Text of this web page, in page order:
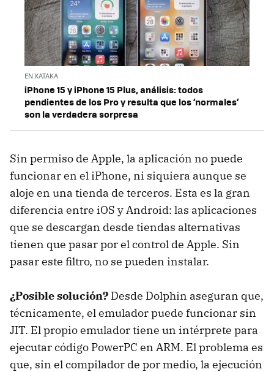
EN XATAKA
iPhone 15 y iPhone 15 Plus, análisis: todos
pendientes de los Pro y resulta que los ‘normales’
son la verdadera sorpresa
Sin permiso de Apple, la aplicación no puede
funcionar en el iPhone, ni siquiera aunque se
aloje en una tienda de terceros. Esta es la gran
diferencia entre iOS y Android: las aplicaciones
que se descargan desde tiendas alternativas
tienen que pasar por el control de Apple. Sin
pasar este filtro, no se pueden instalar.
¿Posible solución? Desde Dolphin aseguran que,
técnicamente, el emulador puede funcionar sin
JIT. El propio emulador tiene un intérprete para
ejecutar código PowerPC en ARM. El problema es
que, sin el compilador de por medio, la ejecución